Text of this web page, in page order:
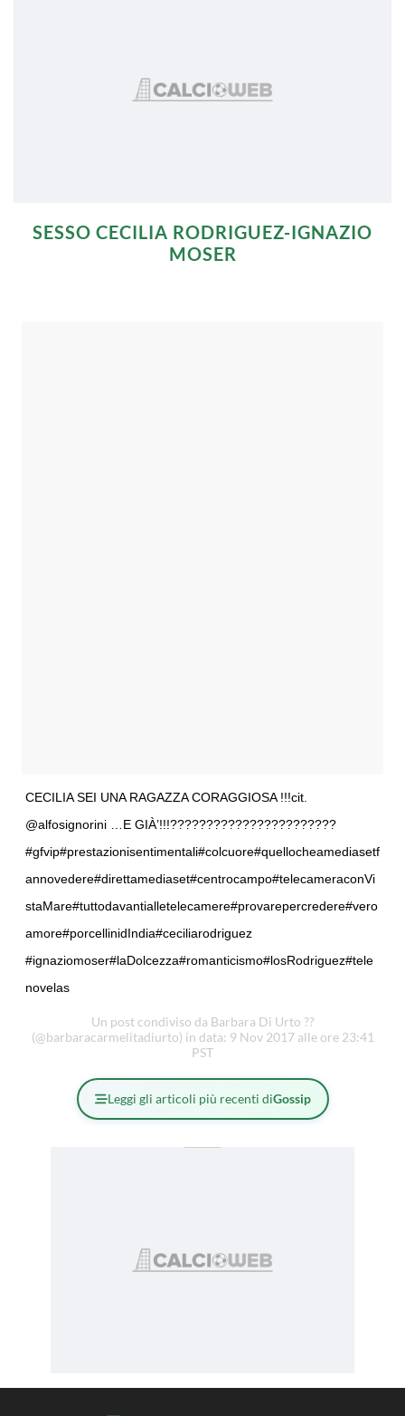
SESSO CECILIA RODRIGUEZ-IGNAZIO
MOSER
CECILIA SEI UNA RAGAZZA CORAGGIOSA !!!cit.
@alfosignorini …E GIÀ’!!!???????????????????????
#gfvip#prestazionisentimentali#colcuore#quellocheamediasetf
annovedere#direttamediaset#centrocampo#telecameraconVi
staMare#tuttodavantialletelecamere#provarepercredere#vero
amore#porcellinidIndia#ceciliarodriguez
#ignaziomoser#laDolcezza#romanticismo#losRodriguez#tele
novelas
Un post condiviso da Barbara Di Urto ??
(@barbaracarmelitadiurto) in data: 9 Nov 2017 alle ore 23:41
PST
Leggi gli articoli più recenti diGossip